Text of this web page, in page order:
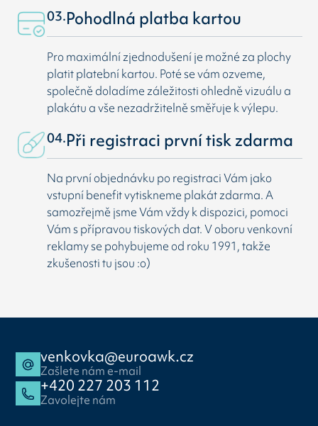
03.Pohodlná platba kartou
Pro maximální zjednodušení je možné za plochy
platit platební kartou. Poté se vám ozveme,
společně doladíme záležitosti ohledně vizuálu a
plakátu a vše nezadržitelně směřuje k výlepu.
04.Při registraci první tisk zdarma
Na první objednávku po registraci Vám jako
vstupní benefit vytiskneme plakát zdarma. A
samozřejmě jsme Vám vždy k dispozici, pomoci
Vám s přípravou tiskových dat. V oboru venkovní
reklamy se pohybujeme od roku 1991, takže
zkušenosti tu jsou :o)
venkovka@euroawk.cz
Zašlete nám e-mail
+420 227 203 112
Zavolejte nám